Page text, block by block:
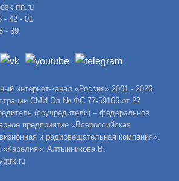
- 42 - 01
- 39
интернет-канал «Россия» 2001 - 2026.
СМИ Эл № ФС 77-59166 от 22
(соучредители) – федеральное
предприятие «Всероссийская
и радиовещательная компания».
«Карелия»: Алтынникова В.